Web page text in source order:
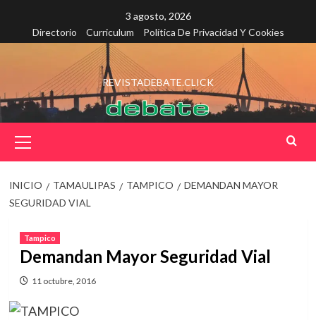
contenido
3 agosto, 2026
Directorio
Curriculum Política De Privacidad Y Cookies
REVISTADEBATE.CLICK
principal
INICIO TAMAULIPAS TAMPICO
DEMANDAN MAYOR
SEGURIDAD VIAL
Tampico
Demandan Mayor Seguridad Vial
11 octubre, 2016